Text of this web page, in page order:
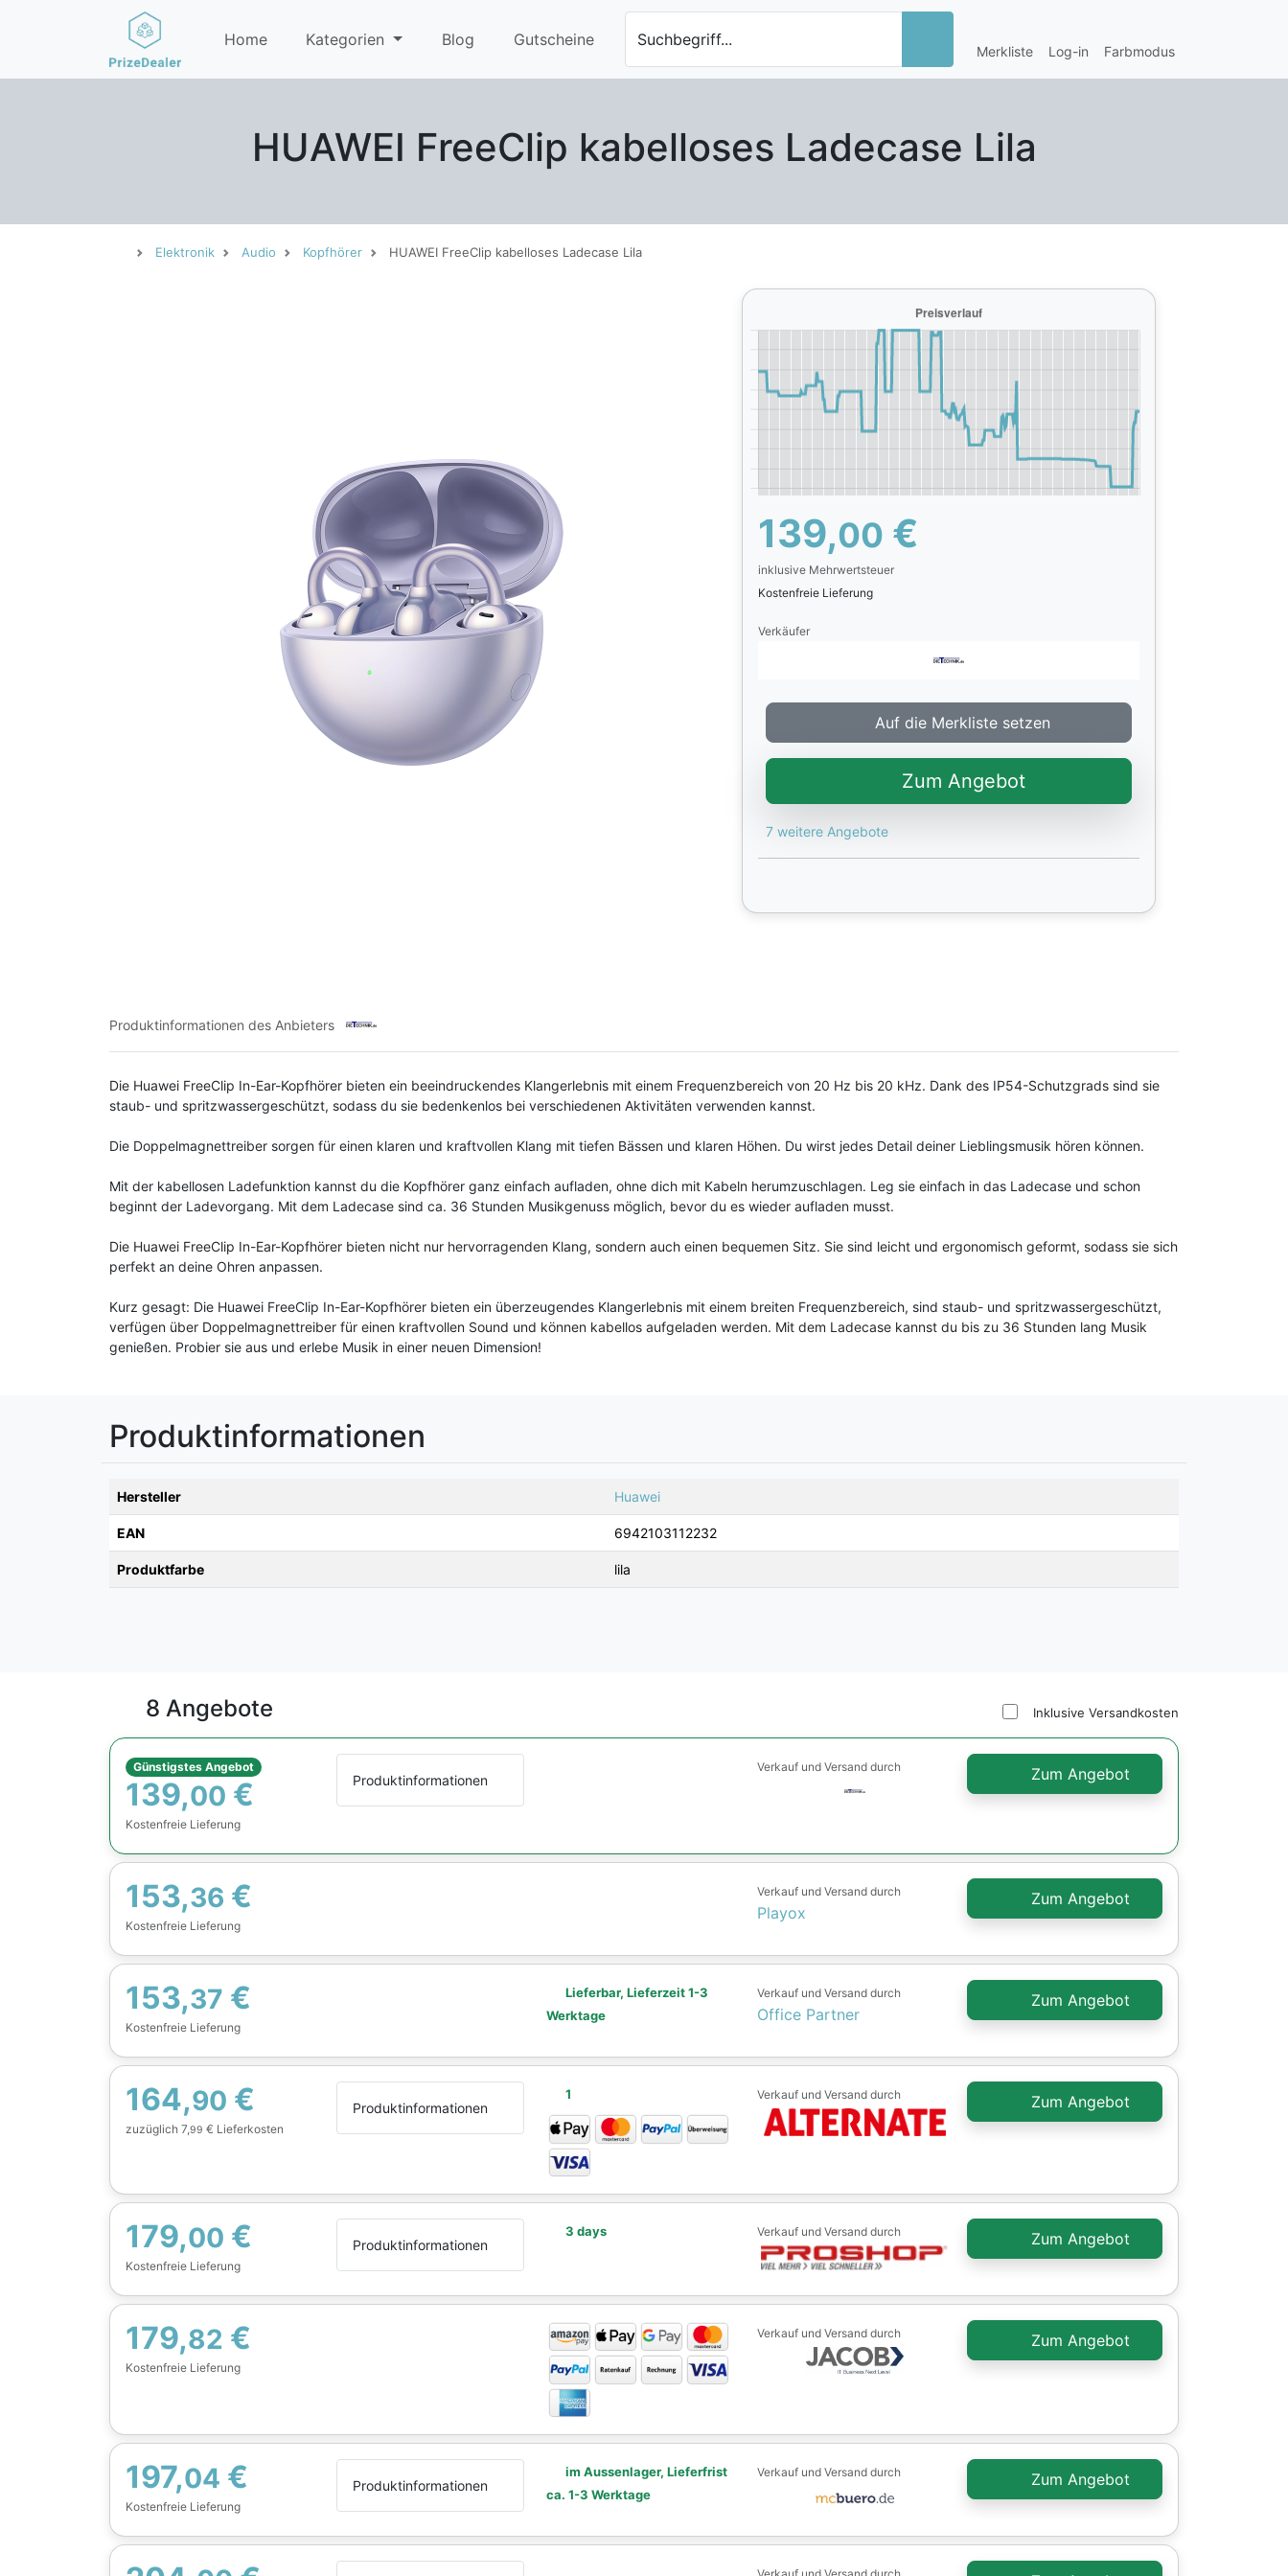
Merkliste Log-in Farbmodus
Home Kategorien Blog Gutscheine Suchbegriff...
HUAWEI FreeClip kabelloses Ladecase Lila
Elektronik Audio Kopfhörer HUAWEI FreeClip kabelloses Ladecase Lila
139,00 €
inklusive Mehrwertsteuer
Kostenfreie Lieferung
Verkäufer
Auf die Merkliste setzen
Zum Angebot
7 weitere Angebote
Produktinformationen des Anbieters
Die Huawei FreeClip In-Ear-Kopfhörer bieten ein beeindruckendes Klangerlebnis mit einem Frequenzbereich von 20 Hz bis 20 kHz. Dank des IP54-Schutzgrads sind sie
staub- und spritzwassergeschützt, sodass du sie bedenkenlos bei verschiedenen Aktivitäten verwenden kannst.
Die Doppelmagnettreiber sorgen für einen klaren und kraftvollen Klang mit tiefen Bässen und klaren Höhen. Du wirst jedes Detail deiner Lieblingsmusik hören können.
Mit der kabellosen Ladefunktion kannst du die Kopfhörer ganz einfach aufladen, ohne dich mit Kabeln herumzuschlagen. Leg sie einfach in das Ladecase und schon
beginnt der Ladevorgang. Mit dem Ladecase sind ca. 36 Stunden Musikgenuss möglich, bevor du es wieder aufladen musst.
Die Huawei FreeClip In-Ear-Kopfhörer bieten nicht nur hervorragenden Klang, sondern auch einen bequemen Sitz. Sie sind leicht und ergonomisch geformt, sodass sie sich
perfekt an deine Ohren anpassen.
Kurz gesagt: Die Huawei FreeClip In-Ear-Kopfhörer bieten ein überzeugendes Klangerlebnis mit einem breiten Frequenzbereich, sind staub- und spritzwassergeschützt,
verfügen über Doppelmagnettreiber für einen kraftvollen Sound und können kabellos aufgeladen werden. Mit dem Ladecase kannst du bis zu 36 Stunden lang Musik
genießen. Probier sie aus und erlebe Musik in einer neuen Dimension!
Produktinformationen
Hersteller Huawei
EAN 6942103112232
Produktfarbe lila
8 Angebote Inklusive Versandkosten
Günstigstes Angebot
139,00 €
Kostenfreie Lieferung
Produktinformationen
Verkauf und Versand durch Zum Angebot
153,36 €
Kostenfreie Lieferung
Verkauf und Versand durch
Playox
Zum Angebot
153,37 €
Kostenfreie Lieferung
Lieferbar, Lieferzeit 1-3
Werktage
Verkauf und Versand durch
Office Partner
Zum Angebot
164,90 €
zuzüglich 7,99 € Lieferkosten
Produktinformationen
1 Verkauf und Versand durch Zum Angebot
179,00 €
Kostenfreie Lieferung
Produktinformationen
3 days Verkauf und Versand durch Zum Angebot
179,82 €
Kostenfreie Lieferung
Verkauf und Versand durch Zum Angebot
197,04 €
Kostenfreie Lieferung
Produktinformationen
im Aussenlager, Lieferfrist
ca. 1-3 Werktage
Verkauf und Versand durch Zum Angebot